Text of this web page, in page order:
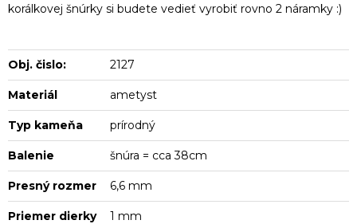
korálkovej šnúrky si budete vedieť vyrobiť rovno 2 náramky :)
Obj. čislo: 2127
Materiál ametyst
Typ kameňa prírodný
Balenie šnúra = cca 38cm
Presný rozmer 6,6 mm
Priemer dierky 1 mm